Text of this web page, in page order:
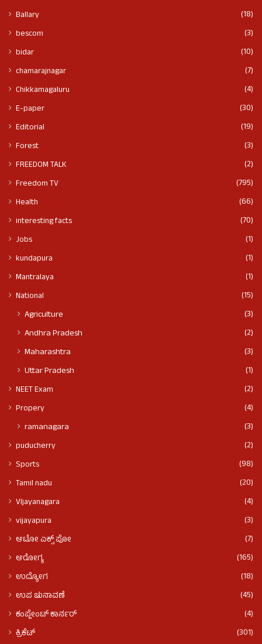
Ballary
(18)
bescom
(3)
bidar
(10)
chamarajnagar
(7)
Chikkamagaluru
(4)
E-paper
(30)
Editorial
(19)
Forest
(3)
FREEDOM TALK
(2)
Freedom TV
(795)
Health
(66)
interesting facts
(70)
Jobs
(1)
kundapura
(1)
Mantralaya
(1)
National
(15)
Agriculture
(3)
Andhra Pradesh
(2)
Maharashtra
(3)
Uttar Pradesh
(1)
NEET Exam
(2)
Propery
(4)
ramanagara (3)
puducherry
(2)
Sports
(98)
Tamil nadu
(20)
VIjayanagara
(4)
vijayapura
(3)
ಆಟೋ ಎಕ್ಸ್ ಪೋ
(7)
ಆರೋಗ್ಯ
(165)
ಉದ್ಯೋಗ
(18)
ಉಪ ಚುನಾವಣೆ
(45)
ಕಂಪ್ಲೇಂಟ್ ಕಾರ್ನರ್
(4)
ಕ್ರಿಕೆಟ್
(301)